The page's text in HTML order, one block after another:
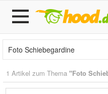
1 Artikel zum Thema "Foto